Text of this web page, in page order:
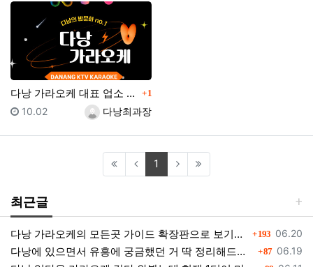
다낭 가라오케 대표 업소 안내 및 꿀팁 정리 댓글
1
등록자다낭최과장
등록일
10.02
1 (current)
최근글
등록일
06.20
다낭 가라오케의 모든곳 가이드 확장판으로 보기쉽게 정리 댓글
193
등록일
06.19
다낭에 있으면서 유흥에 궁금했던 거 딱 정리해드림 필독하셈 댓글
87
댓글